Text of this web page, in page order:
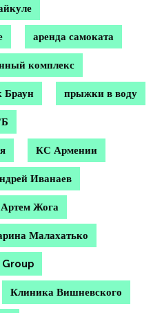
аренда самоката
комплекс
Браун прыжки в воду
КС Армении
Иванаев
Артем Жога
Малахатько
Group
Клиника Вишневского